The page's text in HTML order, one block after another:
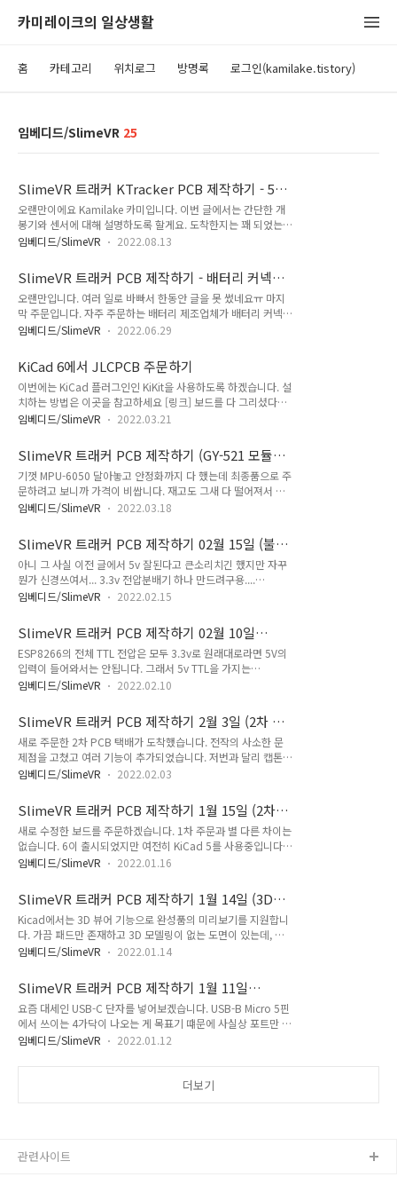
카미레이크의 일상생활
홈 카테고리 위치로그 방명록 로그인(kamilake.tistory)
임베디드/SlimeVR 25
SlimeVR 트래커 KTracker PCB 제작하기 - 5차
주문 도착했습니다.
오랜만이에요 Kamilake 카미입니다. 이번 글에서는 간단한 개
봉기와 센서에 대해 설명하도록 할게요. 도착한지는 꽤 되었는데
시간이 없어서 확인도 못해보다가 이제야 글을 쓰게 되었습니다
(https://kamilake.com/565) 오늘은 이전에 만들었던 회로들
을 주문해보도록 할게요 PCB 파일 업로드
https://cart.jlcpcb.com/quote? 페이지로 이동해서 먼저 위
파일을 올려줍니다. 사양 선택 Gerber 파일을.. kamilake.com
위에서 회로들을 주문한 게 드디어 택배로 도착했어요 저번에 주
토미터와 정품 6050/6500 IMU를 장착하게 되었습니다. ..
임베디드/SlimeVR 2022.08.13
SlimeVR 트래커 PCB 제작하기 - 배터리 커넥터
와 SMT 어셈블리 준비
오랜만입니다. 여러 일로 바빠서 한동안 글을 못 썼네요ㅠ 마지
막 주문입니다. 자주 주문하는 배터리 제조업체가 배터리 커넥터
의 극성을 바꾸게 되면서 중대한 문제가 생겼기에 배터리 극성을
극성을 반대로 결선하도록 할게요. 이전 배터리와 같은 커넥터에
다른 극성을 가진 커넥터를 만들었기 때문에 매우 매우 조심해야
합니다. 위처럼 배터리 극성을 실크스크린에 인쇄해두면 잘못 연
결하는 일을 줄일 수 있습니다.(배터리 쪽은 전선 색깔로 구분할
수 있습니다) 납땜을 반대로 하면 될 뿐인데 왜 회로를 수정하느
블리에서 조립할 수 있도록 부품 라이브러리에 커넥터와 같은 붙
이기 힘든 파츠가 잔뜩 ..
임베디드/SlimeVR 2022.06.29
KiCad 6에서 JLCPCB 주문하기
이번에는 KiCad 플러그인인 KiKit을 사용하도록 하겠습니다. 설
치하는 방법은 이곳을 참고하세요 [링크] 보드를 다 그리셨다면
플로팅 메뉴를 사용하는 대신 저장하고 나와주시면 됩니다. 프로
완성합니다. kikit fab jlcpcb --assembly --schematic
./youngju.kicad_sch --ignore
U8,U3,R20,R21,C16,C12,C11,R12,R11,BT1,J1,J2,J3,J4,J
5 --no-drc ./youngju.kicad_pcb ./fab 저 같은 경우는 이러
한 명령을 사용했습니다. 뜻은 대략... KiKit으로 제조 jlcpcb가
임베디드/SlimeVR 2022.03.21
SlimeVR 트래커 PCB 제작하기 (GY-521 모듈
사용하기)
기껏 MPU-6050 달아놓고 안정화까지 다 했는데 최종품으로 주
문하려고 보니까 가격이 비쌉니다. 재고도 그새 다 떨어져서 이
젠 주문도 못해요 ............ 이제와서 어쩔 도리가 없습니다. 다른
모듈로 알리익스프레스나 국내 마켓 등지에 GY-521이라는 이
름으로 판매중입니다. GY-621은 6050에서 전원과 i2c 마스터/
슬레이브, 그리고 주소 인터럽트 핀을 뽑아놓은 보드입니다. 보
드에 구동에 필요한 모든 회로와 레귤레이터가 붙어있기에 5v
아두이노에서 곧바로 사용할 수도 있어요. 무엇보다 이 카피칩은
가 더 비싸니 이거..... BMI160,QMI8610 또는 ICM..
임베디드/SlimeVR 2022.03.18
SlimeVR 트래커 PCB 제작하기 02월 15일 (불안
해서 3.3v 전압 분배기...)
아니 그 사실 이전 글에서 5v 잘된다고 큰소리치긴 했지만 자꾸
뭔가 신경쓰여서... 3.3v 전압분배기 하나 만드려구용....
https://electronics.stackexchange.com/questions/18616
convert UART voltage from 5v to 3.3v? I have
PIC18F4455 connected to spark core wifi chip. I send
data from PIC18F4455 to the spark core by using UART.
The problem is the output data of pic18f4455 equals to
5v, and the s..
임베디드/SlimeVR 2022.02.15
SlimeVR 트래커 PCB 제작하기 02월 10일
(ESP UART 5V 직연결 도전)
ESP8266의 전체 TTL 전압은 모두 3.3v로 원래대로라면 5V의
입력이 들어와서는 안됩니다. 그래서 5v TTL을 가지는
UART/SPI/I2C 주변기기를 연결하는 것은 사실 데이터시트 위
전문가라도 귀차니즘에 의해 그냥 연결하는 경우가 많았고 이는
실로 문제없이 작동했습니다.
https://hackaday.com/2016/07/28/ask-hackaday-is-
the-esp8266-5v-tolerant/?
fbclid=IwAR3QPM43E9xoerNzXxveElMy08zfzHvtbQ8p5
ESP8266 5V Tolerant? The ESP8266 is the r..
임베디드/SlimeVR 2022.02.10
SlimeVR 트래커 PCB 제작하기 2월 3일 (2차 택
배 도착)
새로 주문한 2차 PCB 택배가 도착했습니다. 전작의 사소한 문
제점을 고쳤고 여러 기능이 추가되었습니다. 저번과 달리 캡톤테
이프로 이어서 보내주셨네요..! JLCPCB는 SMT 어셈블리를 주
PCB에만 제공됩니다. 눈에 띄는 큰 변경점으로는 Type-C 단자
채용이 있습니다. 평범한 충전기와 C to A USB 케이블은 물론
C to C PD 전용 케이블에서도 5V를 트리거해서 작동할 수 있도
록 제작되었습니다. 전원 연결 및 충전, 데이터 전송,설정,디버
그,펌웨어 업데이트 모두 저 단일 포트로 해결됩니다. (그러기 위
지성으로 바로 전원을 연결했습니다. (따라하지 마세요!) 전작과
마찬가..
임베디드/SlimeVR 2022.02.03
SlimeVR 트래커 PCB 제작하기 1월 15일 (2차
주문하기)
새로 수정한 보드를 주문하겠습니다. 1차 주문과 별 다른 차이는
없습니다. 6이 출시되었지만 여전히 KiCad 5를 사용중입니다.
KiCad에서 JLCPCB 설정과 맞게
고 jlcpcb.com에 파일을 업로드하고 주문합니다. PCB에 관심
이 있으시다면 jlcpcb.com/KOR 링크를 통해 JLCPCB에 가입
하고 최대 54달러 쿠폰을 발급받으세요 :) PCB Prototype &
PCB Fabrication Manufacturer - JLCPCB PCB 생산에 대한
전반적인 신뢰는 JLCPCB가 한국 전자 엔지니어들을 연결하고
니다. 이제 한국 고객님은 PCB 주문 전..
임베디드/SlimeVR 2022.01.16
SlimeVR 트래커 PCB 제작하기 1월 14일 (3D
모델 생성과 부품 배치 정리)
Kicad에서는 3D 뷰어 기능으로 완성품의 미리보기를 지원합니
다. 가끔 패드만 존재하고 3D 모델링이 없는 도면이 있는데, 직
접 그려넣으면 됩니다. 회전이나 배치, 치수, 단위를 생각하지 말
다 만들었으면 STEP 또는 VRML(*.wrl)로 저장해서 적당히 원
하는 데 가져다둡니다. 저는 시스템 기본경로인 C:\Program
Files\KiCad\share\kicad\modules\packages3d\Connect
or_USB.3dshapes를 사용했습니다. 여기 두면 자신 외에는 아
무도 실물을 보지 못하고 업데이트 시 사라지기 때문에 왠만하면
임베디드/SlimeVR 2022.01.14
SlimeVR 트래커 PCB 제작하기 1월 11일
(Type-C 단자 추가)
요즘 대세인 USB-C 단자를 넣어보겠습니다. USB-B Micro 5핀
에서 쓰이는 4가닥이 나오는 게 목표기 떄문에 사실상 포트만 바
꾸는 거지만 PD 어댑터를 트리거링하거나 전류 제한을 걸고, 거
자도 전부 연결해야 합니다. 기존 2.0 단자에서 3.0 단자로 변경
간이 부족해 틈새에 끼워넣은 게 좀 늘었습니다. 그리고 상단에..
임베디드/SlimeVR 2022.01.12
더보기
관련사이트